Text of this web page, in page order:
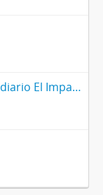
- índice de noticias publicadas en el diario El Imparcial